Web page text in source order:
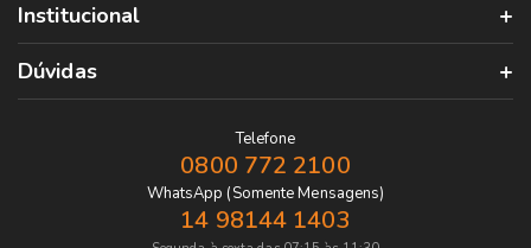
Institucional
Dúvidas
Telefone
0800 772 2100
WhatsApp (Somente Mensagens)
14 98144 1403